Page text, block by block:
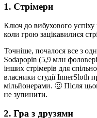
1. Стрімери
Ключ до вибухового успіху
коли грою зацікавилися
Точніше, почалося все з
Sodapopin (5,9 млн
інших стрімерів для
власники студії InnerSloth
мільйонерами. 🙂 Після
не зупинити.
2. Гра з друзями